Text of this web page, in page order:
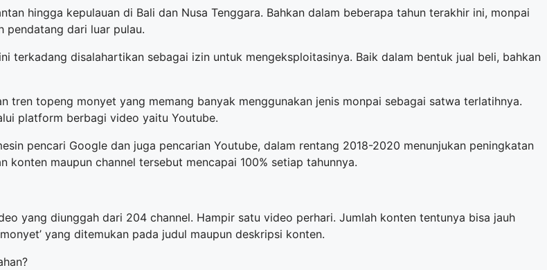
hingga kepulauan di Bali dan Nusa Tenggara. Bahkan dalam beberapa tahun terakhir ini, monpai
pendatang dari luar pulau.
terkadang disalahartikan sebagai izin untuk mengeksploitasinya. Baik dalam bentuk jual beli, bahkan
tren topeng monyet yang memang banyak menggunakan jenis monpai sebagai satwa terlatihnya.
platform berbagi video yaitu Youtube.
pencari Google dan juga pencarian Youtube, dalam rentang 2018-2020 menunjukan peningkatan
maupun channel tersebut mencapai 100% setiap tahunnya.
yang diunggah dari 204 channel. Hampir satu video perhari. Jumlah konten tentunya bisa jauh
yang ditemukan pada judul maupun deskripsi konten.